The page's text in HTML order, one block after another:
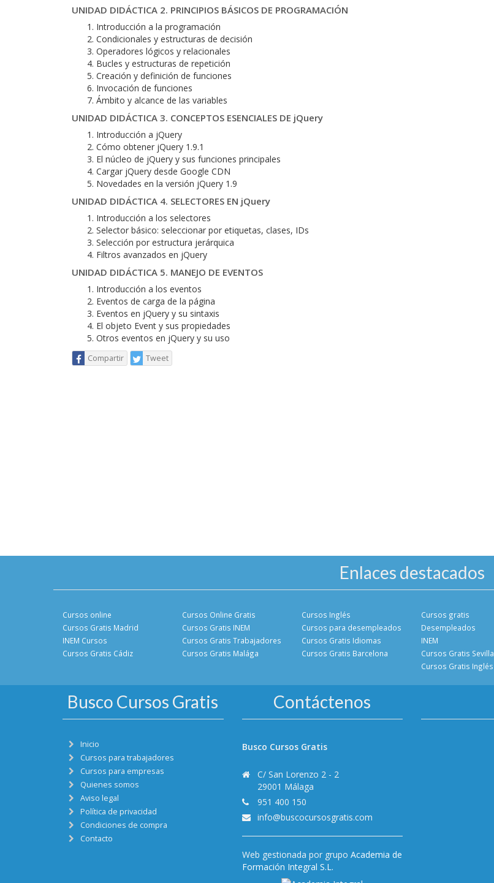
UNIDAD DIDÁCTICA 2. PRINCIPIOS BÁSICOS DE PROGRAMACIÓN
Introducción a la programación
Condicionales y estructuras de decisión
Operadores lógicos y relacionales
Bucles y estructuras de repetición
Creación y definición de funciones
Invocación de funciones
Ámbito y alcance de las variables
UNIDAD DIDÁCTICA 3. CONCEPTOS ESENCIALES DE jQuery
Introducción a jQuery
Cómo obtener jQuery 1.9.1
El núcleo de jQuery y sus funciones principales
Cargar jQuery desde Google CDN
Novedades en la versión jQuery 1.9
UNIDAD DIDÁCTICA 4. SELECTORES EN jQuery
Introducción a los selectores
Selector básico: seleccionar por etiquetas, clases, IDs
Selección por estructura jerárquica
Filtros avanzados en jQuery
UNIDAD DIDÁCTICA 5. MANEJO DE EVENTOS
Introducción a los eventos
Eventos de carga de la página
Eventos en jQuery y su sintaxis
El objeto Event y sus propiedades
Otros eventos en jQuery y su uso
Compartir Tweet
Enlaces destacados
Cursos online
Cursos Gratis Madrid
INEM Cursos
Cursos Gratis Cádiz
Cursos Online Gratis
Cursos Gratis INEM
Cursos Gratis Trabajadores
Cursos Gratis Malága
Cursos Inglés
Cursos para desempleados
Cursos Gratis Idiomas
Cursos Gratis Barcelona
Cursos gratis
Desempleados
INEM
Cursos Gratis Sevilla
Cursos Gratis Inglés
Busco Cursos Gratis
Inicio
Cursos para trabajadores
Cursos para empresas
Quienes somos
Aviso legal
Política de privacidad
Condiciones de compra
Contacto
Contáctenos
Busco Cursos Gratis
C/ San Lorenzo 2 - 2
29001 Málaga
951 400 150
info@buscocursosgratis.com
Web gestionada por grupo Academia de
Formación Integral S.L.